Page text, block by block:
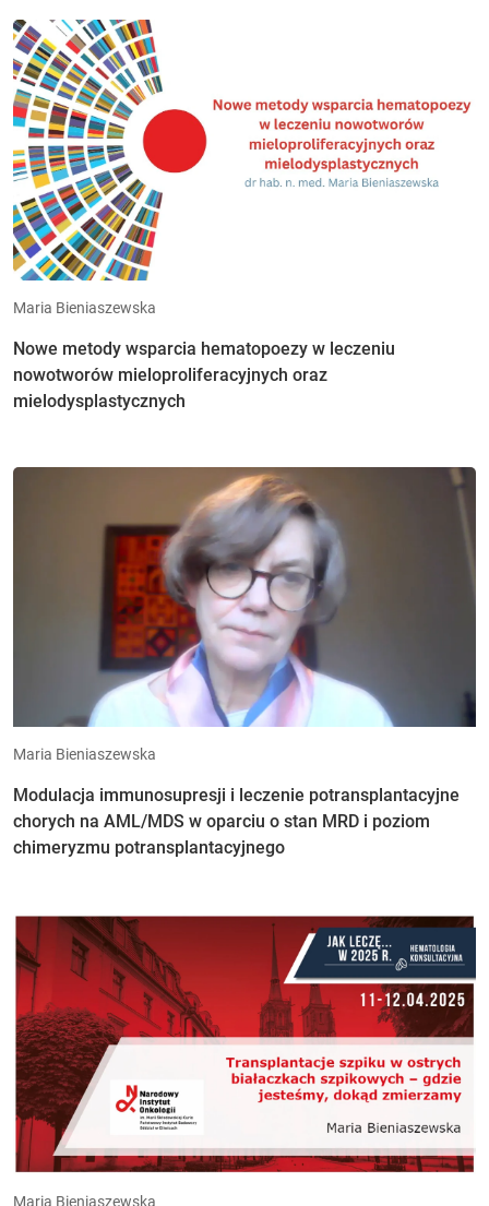
Maria Bieniaszewska
Nowe metody wsparcia hematopoezy w leczeniu
nowotworów mieloproliferacyjnych oraz
mielodysplastycznych
Maria Bieniaszewska
Modulacja immunosupresji i leczenie potransplantacyjne
chorych na AML/MDS w oparciu o stan MRD i poziom
chimeryzmu potransplantacyjnego
Maria Bieniaszewska